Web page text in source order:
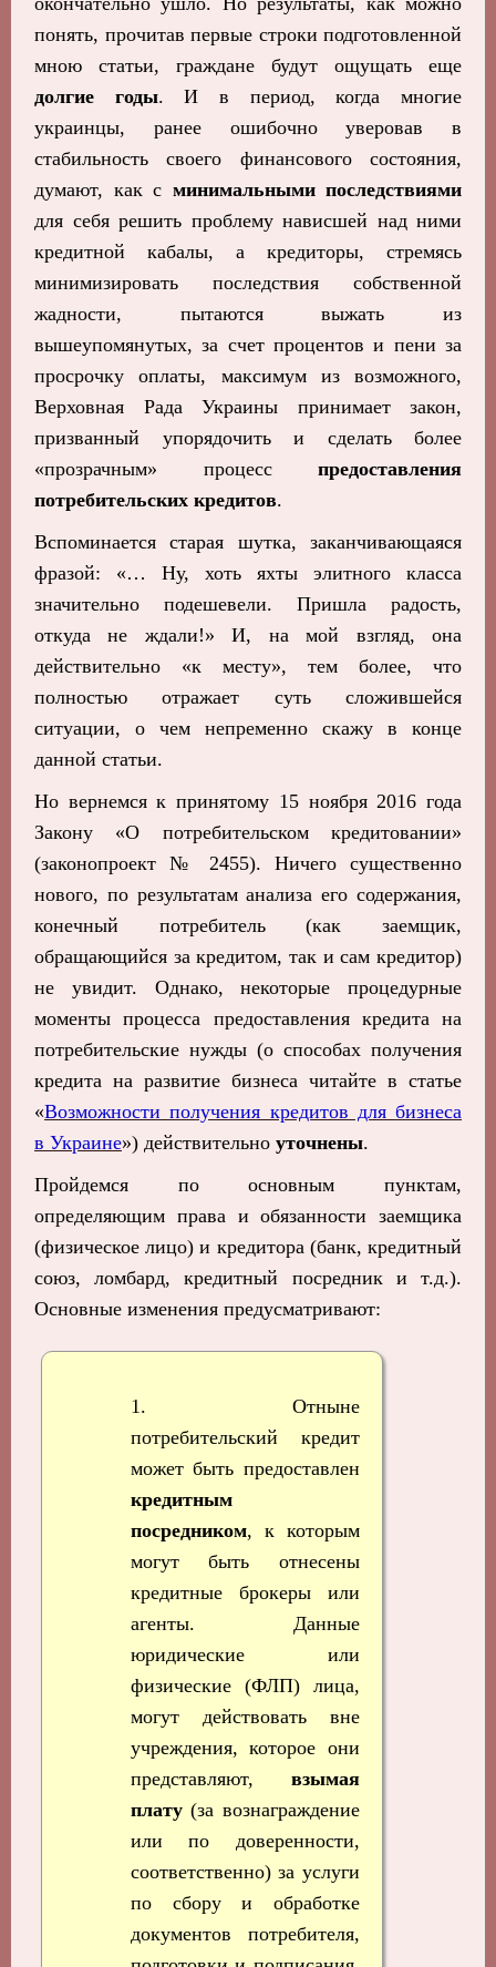
понять, прочитав первые строки подготовленной
мною статьи, граждане будут ощущать еще
долгие годы. И в период, когда многие
украинцы, ранее ошибочно уверовав в
стабильность своего финансового состояния,
думают, как с минимальными последствиями
для себя решить проблему нависшей над ними
кредитной кабалы, а кредиторы, стремясь
минимизировать последствия собственной
жадности, пытаются выжать из
вышеупомянутых, за счет процентов и пени за
просрочку оплаты, максимум из возможного,
Верховная Рада Украины принимает закон,
призванный упорядочить и сделать более
«прозрачным» процесс предоставления
потребительских кредитов.
Вспоминается старая шутка, заканчивающаяся
фразой: «… Ну, хоть яхты элитного класса
значительно подешевели. Пришла радость,
откуда не ждали!» И, на мой взгляд, она
действительно «к месту», тем более, что
полностью отражает суть сложившейся
ситуации, о чем непременно скажу в конце
данной статьи.
Но вернемся к принятому 15 ноября 2016 года
Закону «О потребительском кредитовании»
(законопроект № 2455). Ничего существенно
нового, по результатам анализа его содержания,
конечный потребитель (как заемщик,
обращающийся за кредитом, так и сам кредитор)
не увидит. Однако, некоторые процедурные
моменты процесса предоставления кредита на
потребительские нужды (о способах получения
кредита на развитие бизнеса читайте в статье
«Возможности получения кредитов для бизнеса
в Украине») действительно уточнены.
Пройдемся по основным пунктам,
определяющим права и обязанности заемщика
(физическое лицо) и кредитора (банк, кредитный
союз, ломбард, кредитный посредник и т.д.).
Основные изменения предусматривают:
1. Отныне
потребительский кредит
может быть предоставлен
кредитным
посредником, к которым
могут быть отнесены
кредитные брокеры или
агенты. Данные
юридические или
физические (ФЛП) лица,
могут действовать вне
учреждения, которое они
представляют, взымая
плату (за вознаграждение
или по доверенности,
соответственно) за услуги
по сбору и обработке
документов потребителя,